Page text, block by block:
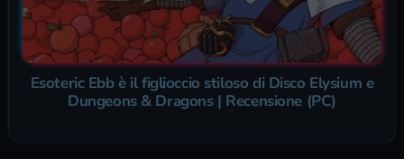
Esoteric Ebb è il figlioccio stiloso di Disco Elysium e
Dungeons & Dragons | Recensione (PC)